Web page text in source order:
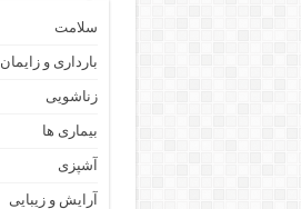
سلامت
بارداری و زایمان
زناشویی
بیماری ها
آشپزی
آرایش و زیبایی